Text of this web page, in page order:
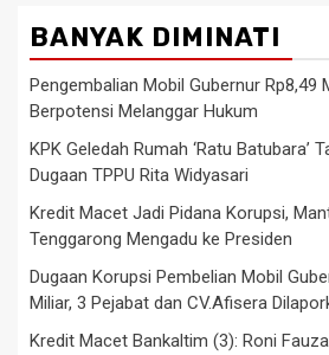
BANYAK DIMINATI
Pengembalian Mobil Gubernur Rp8,49
Berpotensi Melanggar Hukum
KPK Geledah Rumah ‘Ratu Batubara’
Dugaan TPPU Rita Widyasari
Kredit Macet Jadi Pidana Korupsi,
Tenggarong Mengadu ke Presiden
Dugaan Korupsi Pembelian Mobil
Miliar, 3 Pejabat dan CV.Afisera
Kredit Macet Bankaltim (3): Roni